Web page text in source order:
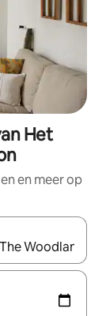
Het
en meer op
je een keuze